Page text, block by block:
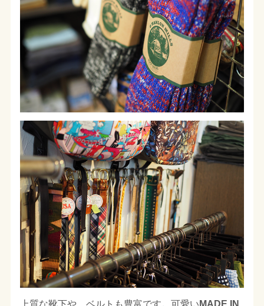
上質な靴下や、ベルトも豊富です。可愛い MADE IN